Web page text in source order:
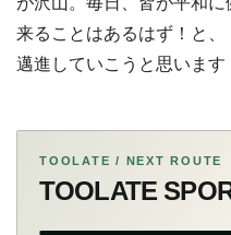
来ることはあるはず！と
邁進していこうと思います
TOOLATE / NEXT ROUTE
TOOLATE